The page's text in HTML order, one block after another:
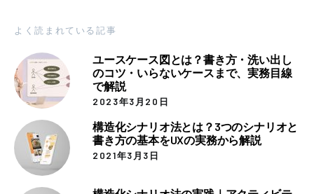
よく読まれている記事
ユースケース図とは？書き方・洗い出し
のコツ・いらないケースまで、実務目線
で解説
2023年3月20日
構造化シナリオ法とは？3つのシナリオと
書き方の基本をUXの実務から解説
2021年3月3日